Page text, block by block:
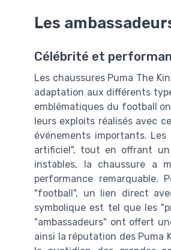
Les
Célébrité et
Les chaussures Puma The
adaptation aux différents
emblématiques du football
leurs exploits réalisés avec
événements importants.
artificiel", tout en offrant
instables, la chaussure a
performance remarquable.
"football", un lien direct
symbolique est tel que les
"ambassadeurs" ont offert
ainsi la réputation des Puma